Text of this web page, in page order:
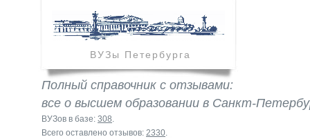
ВУЗы Петербурга
Полный справочник с отзывами:
все о высшем образовании в Санкт-
ВУЗов в базе: 308.
Всего оставлено отзывов: 2330.